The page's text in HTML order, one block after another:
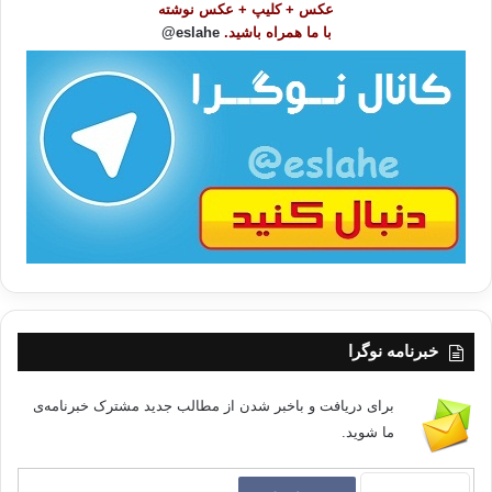
بیر لەو تاوانانە بکەرەوە کە شەیتان یارمەتی دەرتە بۆیان هەرچەندە خۆت پێت
خۆش نەبن بەڵام بە هۆی نەتوانینی بەرگری یان ئارام گرتن دەیانکەیت..
یان ئەو ئاکارانەی کە لە خودت دا بونیان هەیە .. تۆ کەسێکی بە تەماعی …
کەللەڕەقی… گاڵتەکردنت پێ خۆشە … تۆ ئەتوانی گوێڕایەڵیەک بکەی بۆ
سەرپێچی خوای گەورە..؟
ئایا هەمان کارەکانی ئەوان دەکەیتەوە ؟ ناتوانی دەستبەرداریان بیت؟
بگەڕێرەوە بۆ بۆ ڕابردوو بزانە چ کردەوەیەکت هەیە کە جێی شەرمە باسی
بکەیت یان دەترسیت بە زانینیان…
عکس + کلیپ + عکس نوشته
با ما همراه باشید. eslahe@
خبرنامه نوگرا
برای دریافت و باخبر شدن از مطالب جدید مشترک خبرنامه‌ی
ما شوید.